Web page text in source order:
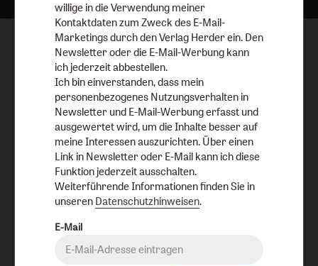
willige in die Verwendung meiner
Kontaktdaten zum Zweck des E-Mail-
Marketings durch den Verlag Herder ein. Den
Newsletter oder die E-Mail-Werbung kann
ich jederzeit abbestellen.
Ich bin einverstanden, dass mein
personenbezogenes Nutzungsverhalten in
Newsletter und E-Mail-Werbung erfasst und
ausgewertet wird, um die Inhalte besser auf
meine Interessen auszurichten. Über einen
Link in Newsletter oder E-Mail kann ich diese
Funktion jederzeit ausschalten.
Weiterführende Informationen finden Sie in
unseren Datenschutzhinweisen.
E-Mail